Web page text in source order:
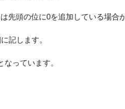
先頭の位に0を追加している場合
記します。
っています。